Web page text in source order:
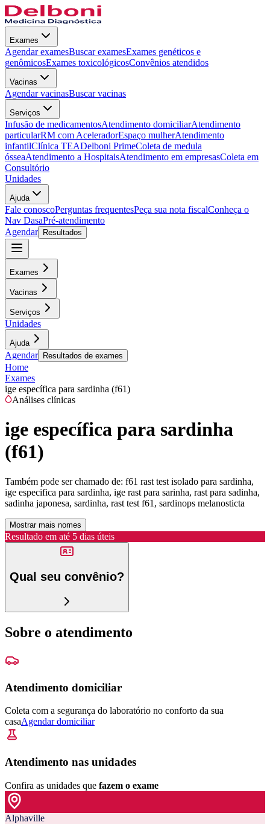
Exames
Agendar examesBuscar examesExames genéticos e
genômicosExames toxicológicosConvênios atendidos
Vacinas
Agendar vacinasBuscar vacinas
Serviços
Infusão de medicamentosAtendimento domiciliarAtendimento
particularRM com AceleradorEspaço mulherAtendimento
infantilClínica TEADelboni PrimeColeta de medula
ósseaAtendimento a HospitaisAtendimento em empresasColeta em
Consultório
Unidades
Ajuda
Fale conoscoPerguntas frequentesPeça sua nota fiscalConheça o
Nav DasaPré-atendimento
Agendar
Resultados
Exames
Vacinas
Serviços
Unidades
Ajuda
Agendar Resultados de exames
Home
Exames
ige específica para sardinha (f61)
Análises clínicas
ige específica para sardinha
(f61)
Também pode ser chamado de: f61 rast test isolado para sardinha,
ige especifica para sardinha, ige rast para sarinha, rast para sadinha,
sadinha japonesa, sardinha, rast test f61, sardinops melanosticta
Mostrar mais nomes
Resultado em até 5 dias úteis
Qual seu convênio?
Sobre o atendimento
Atendimento domiciliar
Coleta com a segurança do laboratório no conforto da sua
casaAgendar domiciliar
Atendimento nas unidades
Confira as unidades que fazem o exame
Alphaville